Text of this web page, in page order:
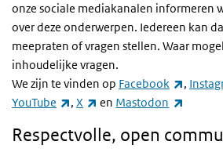
onze sociale mediakanalen informeren
over deze onderwerpen. Iedereen kan
meepraten of vragen stellen. Waar
inhoudelijke vragen.
We zijn te vinden op Facebook ,
YouTube
(externe link)
,X (externe link)
en Mastodon
Respectvolle, open